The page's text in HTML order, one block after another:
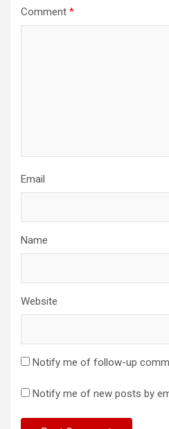
Comment *
Email
Name
Website
Notify me of follow-up
Notify me of new posts by